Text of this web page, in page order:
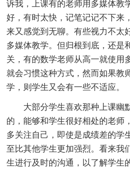
诉我，上课有的老师用多媒体教
好，有时太快，记笔记记不下来
来又感觉到无聊。有些视力不太
多媒体教学。但归根到底，还是
关，有的数学老师从高一就使用
就会习惯这种方式，然而如果教
学，则学生又会有一些不适应。
大部分学生喜欢那种上课幽
的，能够和学生很好相处的老师
多关注自己，即使是成绩差的学
至比其他学生更加强烈。看来我
生进行及时的沟通，以了解学生